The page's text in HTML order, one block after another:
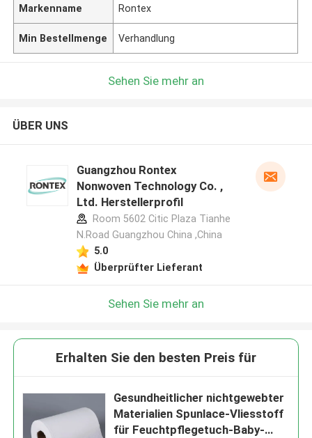
Markenname Rontex
Min Bestellmenge Verhandlung
Sehen Sie mehr an
ÜBER UNS
Guangzhou Rontex
Nonwoven Technology Co. ,
Ltd. Herstellerprofil
Room 5602 Citic Plaza Tianhe
N.Road Guangzhou China ,China
5.0
Überprüfter Lieferant
Sehen Sie mehr an
Erhalten Sie den besten Preis für
Gesundheitlicher nichtgewebter
Materialien Spunlace-Vliesstoff
für Feuchtpflegetuch-Baby-